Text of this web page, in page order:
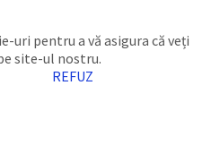
uri pentru a vă asigura că veți
site-ul nostru.
REFUZ